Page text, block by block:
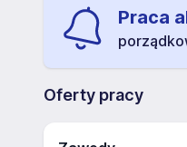
Praca
Oferty pracy